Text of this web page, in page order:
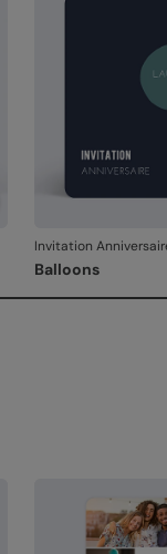
Invitation
Balloons